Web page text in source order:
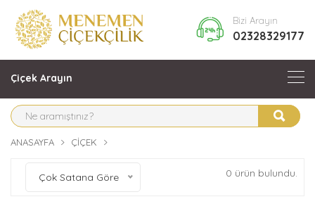
Bizi Arayın
02328329177
Çiçek Arayın
ANASAYFA ÇIÇEK
Çok Satana Göre 0 ürün bulundu.